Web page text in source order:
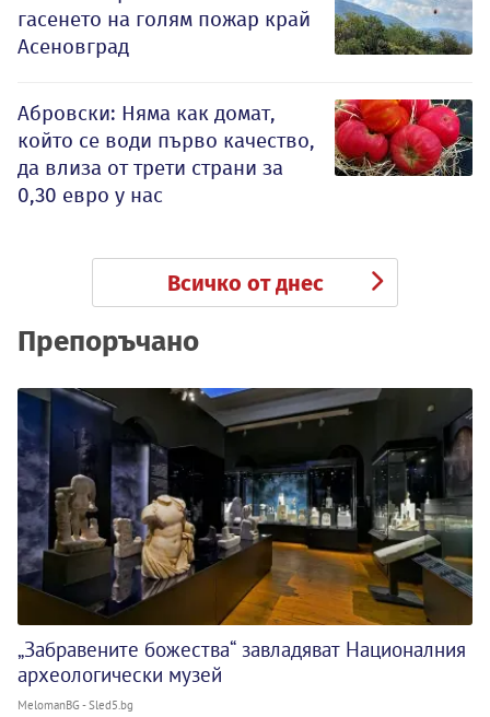
гасенето на голям пожар край
Асеновград
Абровски: Няма как домат,
който се води първо качество,
да влиза от трети страни за
0,30 евро у нас
Всичко от днес
Препоръчано
„Забравените божества“ завладяват Националния
археологически музей
MelomanBG - Sled5.bg